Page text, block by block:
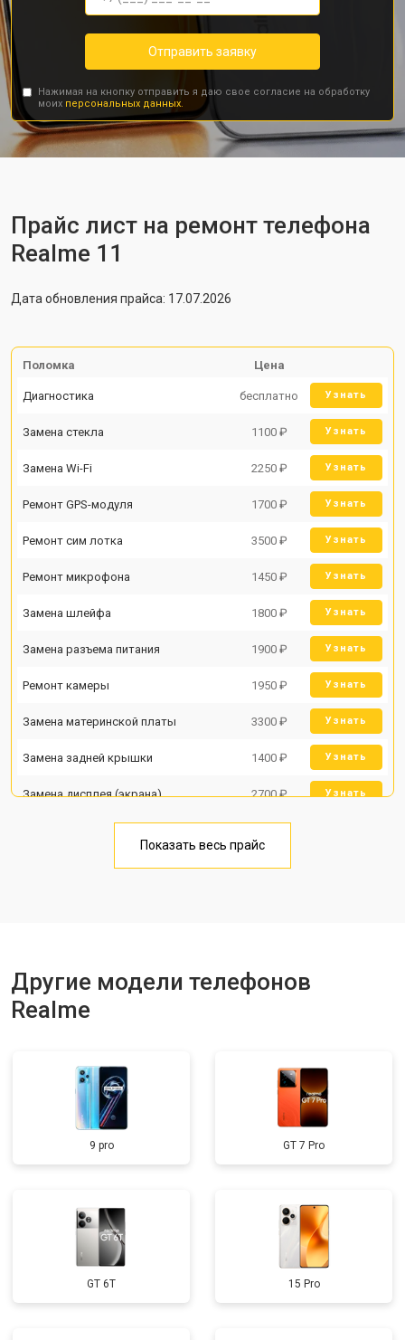
Отправить заявку
Нажимая на кнопку отправить я даю свое согласие на обработку
моих персональных данных.
Прайс лист на ремонт телефона
Realme 11
Дата обновления прайса: 17.07.2026
Поломка Цена
Диагностика бесплатно Узнать
Замена стекла 1100 ₽ Узнать
Замена Wi-Fi 2250 ₽ Узнать
Ремонт GPS-модуля 1700 ₽ Узнать
Ремонт сим лотка 3500 ₽ Узнать
Ремонт микрофона 1450 ₽ Узнать
Замена шлейфа 1800 ₽ Узнать
Замена разъема питания 1900 ₽ Узнать
Ремонт камеры 1950 ₽ Узнать
Замена материнской платы 3300 ₽ Узнать
Замена задней крышки 1400 ₽ Узнать
Замена дисплея (экрана) 2700 ₽ Узнать
Замена кнопки включения 1750 ₽
Показать весь прайс
Другие модели телефонов
Realme
9 pro GT 7 Pro
GT 6T 15 Pro